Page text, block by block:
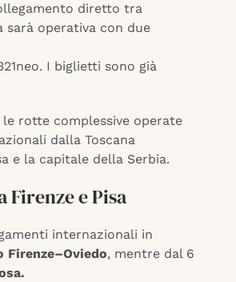
diretto tra
sarà operativa con due
I biglietti sono già
le rotte complessive operate
dalla Toscana
e la capitale della Serbia.
e Pisa
internazionali in
Firenze–Oviedo, mentre dal 6